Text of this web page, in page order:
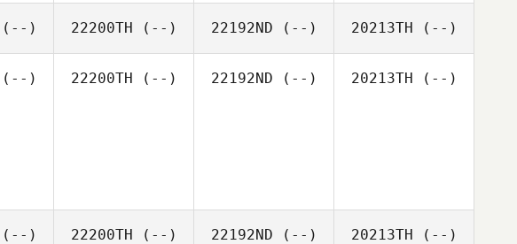
(--) 22200TH (--) 22192ND (--) 20213TH (--)
(--) 22200TH (--) 22192ND (--) 20213TH (--)
(--) 22200TH (--) 22192ND (--) 20213TH (--)